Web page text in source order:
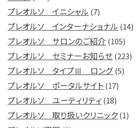
プレオルソ イニシャル (7)
プレオルソ インターナショナル (14)
プレオルソ サロンのご紹介 (105)
プレオルソ セミナーお知らせ(223)
プレオルソ タイプⅢ ロング(5)
プレオルソ ポータルサイト(17)
プレオルソ ユーティリティ(18)
プレオルソ 取り扱いクリニック(1)